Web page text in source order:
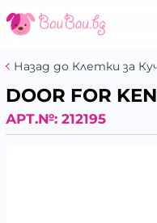
Назад до Клетки за
DOOR FOR
АРТ.№: 212195